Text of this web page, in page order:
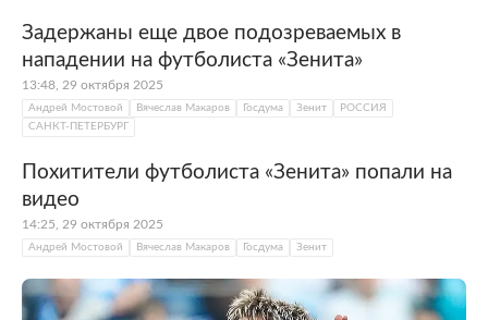
Задержаны еще двое подозреваемых в
нападении на футболиста «Зенита»
13:48, 29 октября 2025
Андрей Мостовой Вячеслав Макаров Госдума Зенит
РОССИЯ
САНКТ-ПЕТЕРБУРГ
Похитители футболиста «Зенита» попали на
видео
14:25, 29 октября 2025
Андрей Мостовой Вячеслав Макаров Госдума Зенит